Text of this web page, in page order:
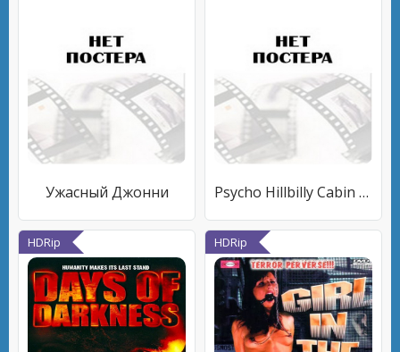
Ужасный Джонни Psycho Hillbilly Cabin Massacre!
HDRip HDRip